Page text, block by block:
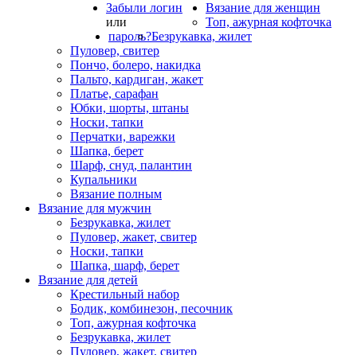
Забыли логин
или
пароль?
Вязание для женщин
Топ, ажурная кофточка
Безрукавка, жилет
Пуловер, свитер
Пончо, болеро, накидка
Пальто, кардиган, жакет
Платье, сарафан
Юбки, шорты, штаны
Носки, тапки
Перчатки, варежки
Шапка, берет
Шарф, снуд, палантин
Купальники
Вязание полным
Вязание для мужчин
Безрукавка, жилет
Пуловер, жакет, свитер
Носки, тапки
Шапка, шарф, берет
Вязание для детей
Крестильный набор
Бодик, комбинезон, песочник
Топ, ажурная кофточка
Безрукавка, жилет
Пуловер, жакет, свитер